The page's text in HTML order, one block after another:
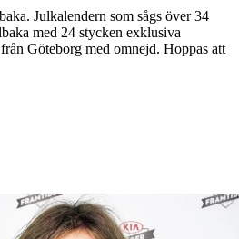
Julkalendern som sågs över 34
med 24 stycken exklusiva
Göteborg med omnejd. Hoppas att